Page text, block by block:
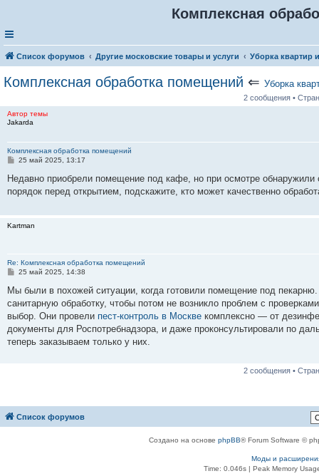
Комплексная
Список форумов Другие московские товары и услуги Уборка квартир
Комплексная обработка помещений ⇐ Уборка
2 сообщения •
Автор темы
Jakarda
Комплексная обработка помещений
С
о
б
щ
е
25 май 2025, 13:17
Недавно приобрели помещение под кафе, но при осмотре
порядок перед открытием, подскажите, кто может качественно
Kartman
Re: Комплексная обработка помещений
С
о
щ
е
и
е
25 май 2025, 14:38
Мы были в похожей ситуации, когда готовили помещение под
санитарную обработку, чтобы потом не возникло проблем с
выбор. Они провели пест-контроль в Москве комплексно — от
документы для Роспотребнадзора, и даже проконсультировали по
теперь заказываем только у них.
2 сообщения •
Список форумов
Создано на основе phpBB® Forum Software ©
Моды и
Time: 0.046s| Peak Memory